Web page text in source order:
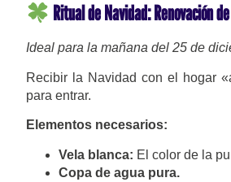
Ritual de Navidad: Renovación
Ideal para la mañana del 25 de
Recibir la Navidad con el hogar
para entrar.
Elementos necesarios:
Vela blanca: El color de la
Copa de agua pura.